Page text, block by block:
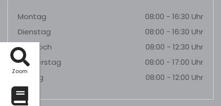
Zoom
Montag
08:00 - 16:30 Uhr
Dienstag
08:00 - 16:30 Uhr
Mittwoch
08:00 - 12:30 Uhr
Donnerstag
08:00 - 17:00 Uhr
Freitag
08:00 - 12:00 Uhr